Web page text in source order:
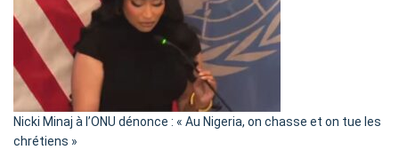
« Zemmour
a
tout
parle
Nicki Minaj à l’ONU dénonce : « Au Nigeria, on chasse et on tue les
chrétiens »